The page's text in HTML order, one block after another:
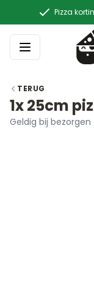
Pizza
TERUG
1x 25cm
Geldig bij